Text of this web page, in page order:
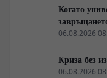
Когато
06.08.2026
Криза без
06.08.2026